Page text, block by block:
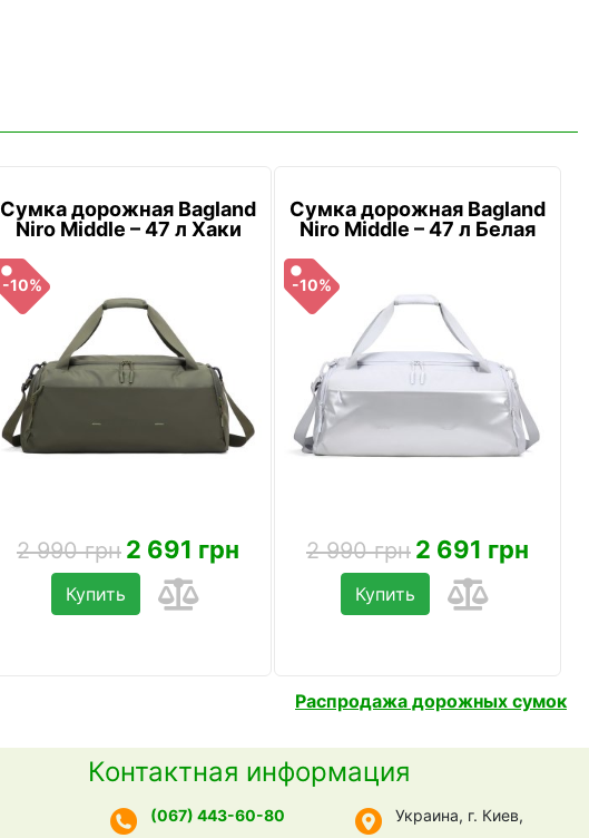
Сумка дорожная Bagland
Niro Middle – 47 л Хаки
-10%
2 990 грн 2 691 грн
Купить
Сумка дорожная Bagland
Niro Middle – 47 л Белая
-10%
2 990 грн 2 691 грн
Купить
Распродажа дорожных сумок
Контактная информация
(067) 443-60-80
Украина, г. Киев,